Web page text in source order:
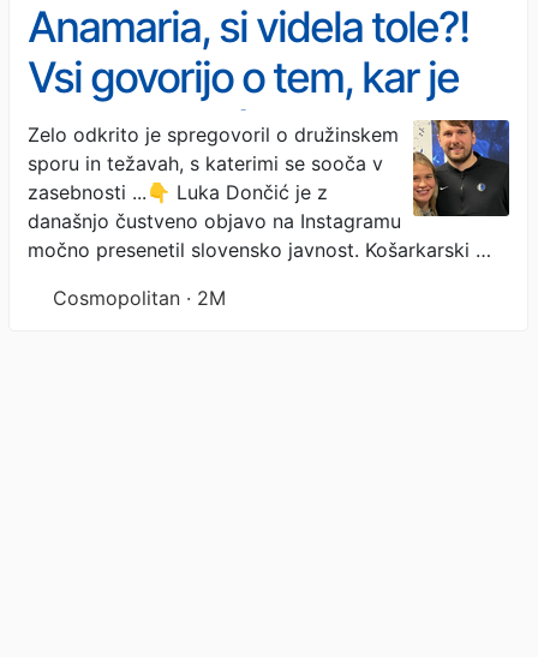
Anamaria, si videla tole?!
Vsi govorijo o tem, kar je
Luka Dončić naredil v bitki
za svoji hčerki
Zelo odkrito je spregovoril o družinskem
sporu in težavah, s katerimi se sooča v
zasebnosti ...👇 Luka Dončić je z
današnjo čustveno objavo na Instagramu
močno presenetil slovensko javnost. Košarkarski …
Cosmopolitan · 2M